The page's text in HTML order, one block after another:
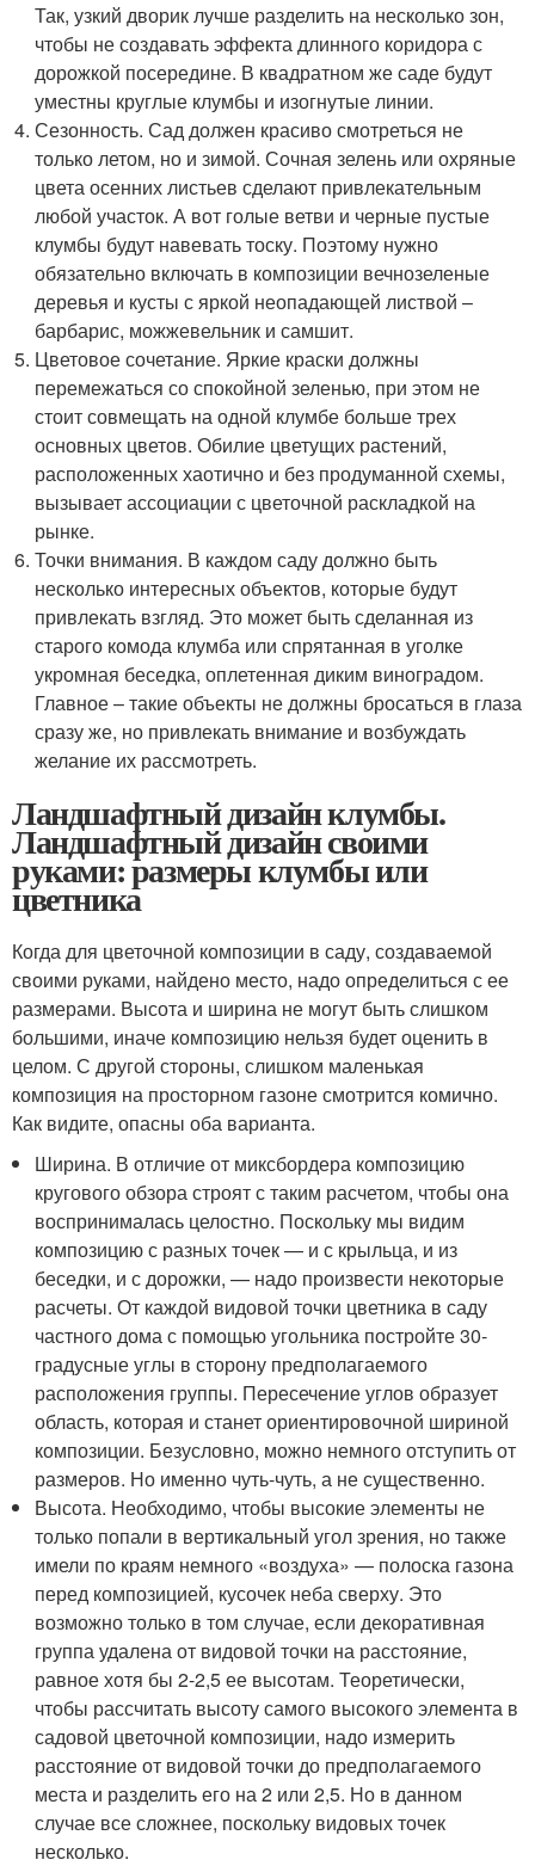
Так, узкий дворик лучше разделить на несколько зон,
чтобы не создавать эффекта длинного коридора с
дорожкой посередине. В квадратном же саде будут
уместны круглые клумбы и изогнутые линии.
Сезонность. Сад должен красиво смотреться не
только летом, но и зимой. Сочная зелень или охряные
цвета осенних листьев сделают привлекательным
любой участок. А вот голые ветви и черные пустые
клумбы будут навевать тоску. Поэтому нужно
обязательно включать в композиции вечнозеленые
деревья и кусты с яркой неопадающей листвой –
барбарис, можжевельник и самшит.
Цветовое сочетание. Яркие краски должны
перемежаться со спокойной зеленью, при этом не
стоит совмещать на одной клумбе больше трех
основных цветов. Обилие цветущих растений,
расположенных хаотично и без продуманной схемы,
вызывает ассоциации с цветочной раскладкой на
рынке.
Точки внимания. В каждом саду должно быть
несколько интересных объектов, которые будут
привлекать взгляд. Это может быть сделанная из
старого комода клумба или спрятанная в уголке
укромная беседка, оплетенная диким виноградом.
Главное – такие объекты не должны бросаться в глаза
сразу же, но привлекать внимание и возбуждать
желание их рассмотреть.
Ландшафтный дизайн клумбы.
Ландшафтный дизайн своими
руками: размеры клумбы или
цветника
Когда для цветочной композиции в саду, создаваемой
своими руками, найдено место, надо определиться с ее
размерами. Высота и ширина не могут быть слишком
большими, иначе композицию нельзя будет оценить в
целом. С другой стороны, слишком маленькая
композиция на просторном газоне смотрится комично.
Как видите, опасны оба варианта.
Ширина. В отличие от миксбордера композицию
кругового обзора строят с таким расчетом, чтобы она
воспринималась целостно. Поскольку мы видим
композицию с разных точек — и с крыльца, и из
беседки, и с дорожки, — надо произвести некоторые
расчеты. От каждой видовой точки цветника в саду
частного дома с помощью угольника постройте 30-
градусные углы в сторону предполагаемого
расположения группы. Пересечение углов образует
область, которая и станет ориентировочной шириной
композиции. Безусловно, можно немного отступить от
размеров. Но именно чуть-чуть, а не существенно.
Высота. Необходимо, чтобы высокие элементы не
только попали в вертикальный угол зрения, но также
имели по краям немного «воздуха» — полоска газона
перед композицией, кусочек неба сверху. Это
возможно только в том случае, если декоративная
группа удалена от видовой точки на расстояние,
равное хотя бы 2-2,5 ее высотам. Теоретически,
чтобы рассчитать высоту самого высокого элемента в
садовой цветочной композиции, надо измерить
расстояние от видовой точки до предполагаемого
места и разделить его на 2 или 2,5. Но в данном
случае все сложнее, поскольку видовых точек
несколько.